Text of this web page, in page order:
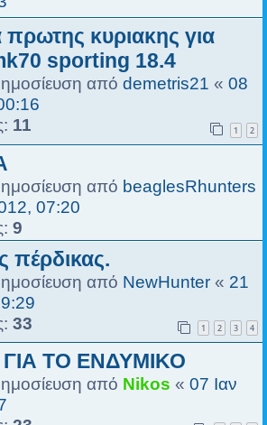
πρωτης κυριακης για
sporting 18.4
από demetris21 « 08
11 1 2
από beaglesRhunters
07:20
9
πέρδικας.
από NewHunter « 21
33 1 2 3 4
ΤΟ ΕΝΔΥΜΙΚΟ
από Nikos « 07 Ιαν